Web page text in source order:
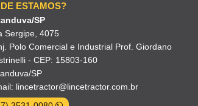
ESTAMOS?
SP
Sergipe, 4075
Polo Comercial e Industrial Prof. Giordano
- CEP: 15803-160
SP
lincetractor@lincetractor.com.br